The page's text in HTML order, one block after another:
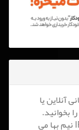
را بخوانید.
2-مصرف اینترنت برای خرید قانونی از سرورهای IR نیم بها می